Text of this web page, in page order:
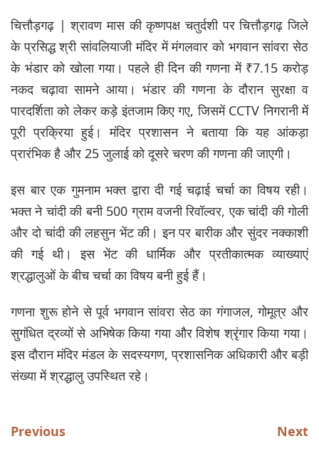
चित्तौड़गढ़ | श्रावण मास की कृष्णपक्ष चतुर्दशी पर चित्तौड़गढ़ जिले
के प्रसिद्ध श्री सांवलियाजी मंदिर में मंगलवार को भगवान सांवरा सेठ
के भंडार को खोला गया। पहले ही दिन की गणना में ₹7.15 करोड़
नकद चढ़ावा सामने आया। भंडार की गणना के दौरान सुरक्षा व
पारदर्शिता को लेकर कड़े इंतजाम किए गए, जिसमें CCTV निगरानी में
पूरी प्रक्रिया हुई। मंदिर प्रशासन ने बताया कि यह आंकड़ा
प्रारंभिक है और 25 जुलाई को दूसरे चरण की गणना की जाएगी।
इस बार एक गुमनाम भक्त द्वारा दी गई चढ़ाई चर्चा का विषय रही।
भक्त ने चांदी की बनी 500 ग्राम वजनी रिवॉल्वर, एक चांदी की गोली
और दो चांदी की लहसुन भेंट की। इन पर बारीक और सुंदर नक्काशी
की गई थी। इस भेंट की धार्मिक और प्रतीकात्मक व्याख्याएं
श्रद्धालुओं के बीच चर्चा का विषय बनी हुई हैं।
गणना शुरू होने से पूर्व भगवान सांवरा सेठ का गंगाजल, गोमूत्र और
सुगंधित द्रव्यों से अभिषेक किया गया और विशेष श्रृंगार किया गया।
इस दौरान मंदिर मंडल के सदस्यगण, प्रशासनिक अधिकारी और बड़ी
संख्या में श्रद्धालु उपस्थित रहे।
Previous Next